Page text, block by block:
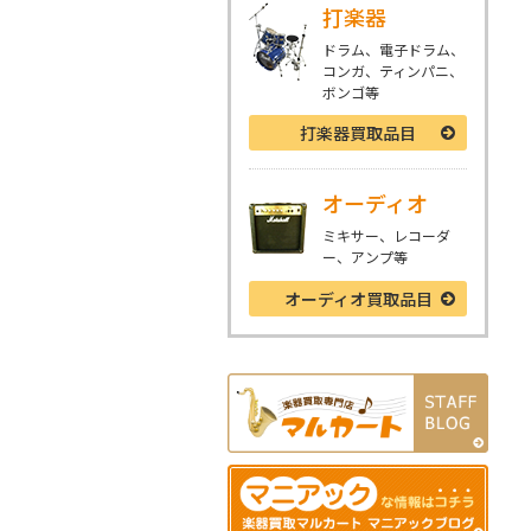
打楽器
ドラム、電子ドラム、
コンガ、ティンパニ、
ボンゴ等
打楽器買取品目
オーディオ
ミキサー、レコーダ
ー、アンプ等
オーディオ買取品目